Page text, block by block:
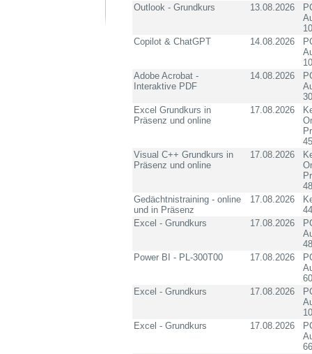
Outlook - Grundkurs
13.08.2026
Copilot & ChatGPT
14.08.2026
Adobe Acrobat -
Interaktive PDF
14.08.2026
Excel Grundkurs in
Präsenz und online
17.08.2026
Visual C++ Grundkurs in
Präsenz und online
17.08.2026
Gedächtnistraining - online
und in Präsenz
17.08.2026
Excel - Grundkurs
17.08.2026
Power BI - PL-300T00
17.08.2026
Excel - Grundkurs
17.08.2026
Excel - Grundkurs
17.08.2026